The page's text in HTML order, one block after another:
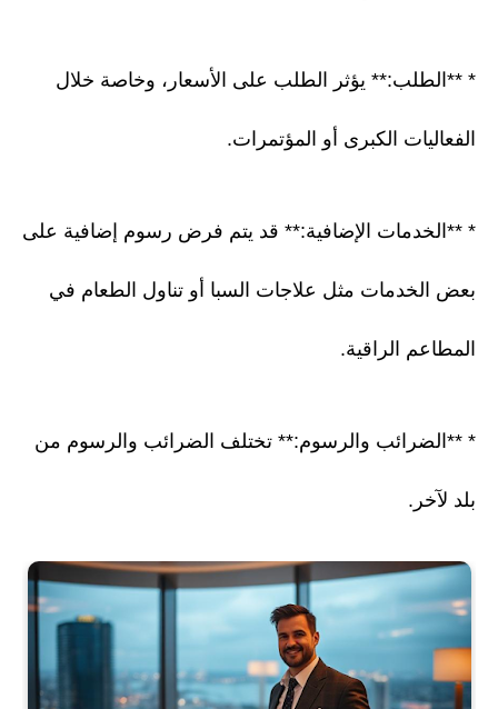
* **الطلب:** يؤثر الطلب على الأسعار، وخاصة خلال
الفعاليات الكبرى أو المؤتمرات.
* **الخدمات الإضافية:** قد يتم فرض رسوم إضافية على
بعض الخدمات مثل علاجات السبا أو تناول الطعام في
المطاعم الراقية.
* **الضرائب والرسوم:** تختلف الضرائب والرسوم من
بلد لآخر.